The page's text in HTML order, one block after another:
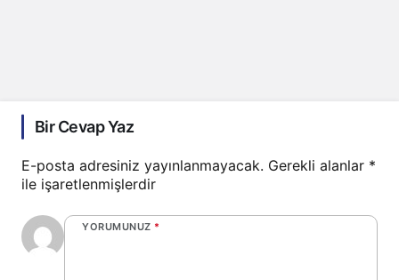
Bir Cevap Yaz
E-posta adresiniz yayınlanmayacak. Gerekli alanlar *
ile işaretlenmişlerdir
YORUMUNUZ *